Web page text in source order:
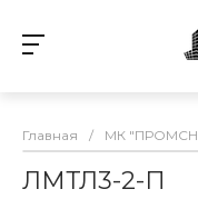
Главная / МК
ЛМТЛ3-2-П